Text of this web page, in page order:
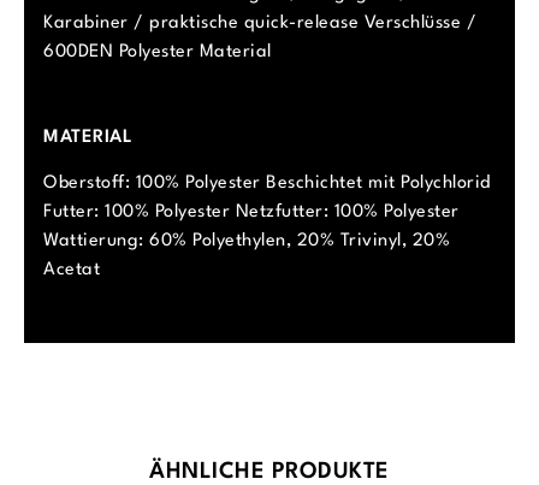
Karabiner / praktische quick-release Verschlüsse /
600DEN Polyester Material
MATERIAL
Oberstoff: 100% Polyester Beschichtet mit Polychlorid
Futter: 100% Polyester Netzfutter: 100% Polyester
Wattierung: 60% Polyethylen, 20% Trivinyl, 20%
Acetat
Produktgalerie überspringen
ÄHNLICHE PRODUKTE